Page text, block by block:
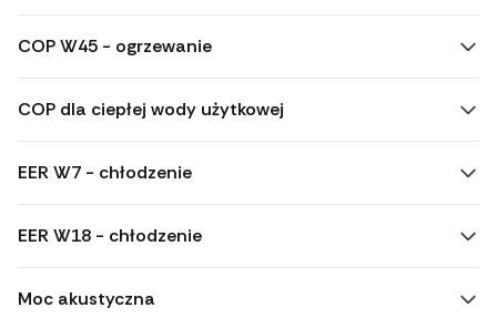
COP W45 - ogrzewanie
COP dla ciepłej wody użytkowej
EER W7 - chłodzenie
EER W18 - chłodzenie
Moc akustyczna